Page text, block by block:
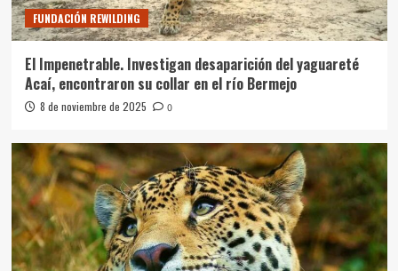
FUNDACIÓN REWILDING
El Impenetrable. Investigan desaparición del yaguareté
Acaí, encontraron su collar en el río Bermejo
8 de noviembre de 2025 0